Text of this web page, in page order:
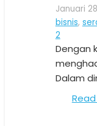
Januari
bisnis,
2Komentar
Dengan
Dalam